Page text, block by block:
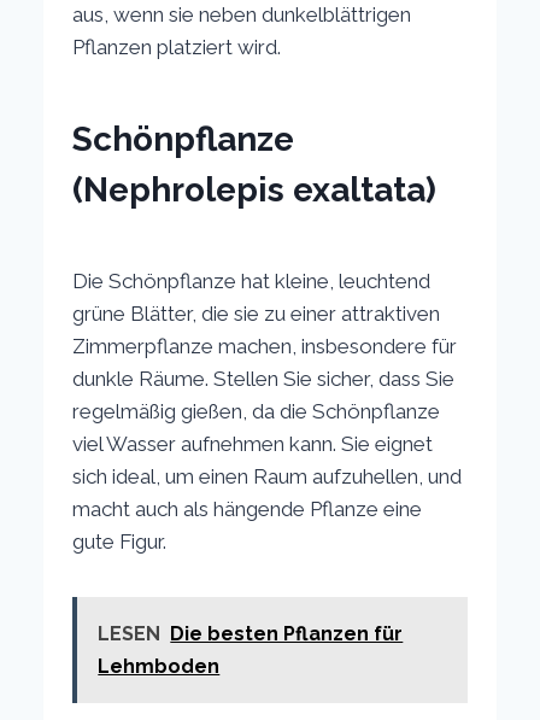
aus, wenn sie neben dunkelblättrigen
Pflanzen platziert wird.
Schönpflanze
(Nephrolepis exaltata)
Die Schönpflanze hat kleine, leuchtend
grüne Blätter, die sie zu einer attraktiven
Zimmerpflanze machen, insbesondere für
dunkle Räume. Stellen Sie sicher, dass Sie
regelmäßig gießen, da die Schönpflanze
viel Wasser aufnehmen kann. Sie eignet
sich ideal, um einen Raum aufzuhellen, und
macht auch als hängende Pflanze eine
gute Figur.
LESEN
Die besten Pflanzen für
Lehmboden